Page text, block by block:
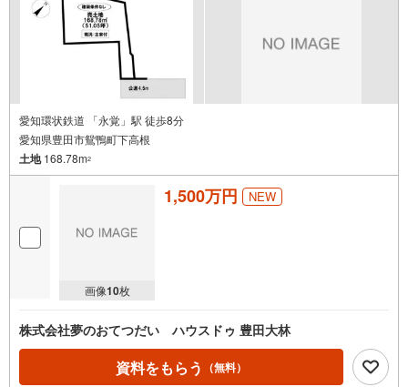
●当店の強み●
・中古マンション・戸建のリノベーションの提案や新築住宅のカスタマイ
・土地をお探しの方もお任せ下さい。
・物件のメリットデメリットを客観的にご説明いたします。
●住宅ローン相談会随時実施●
・「住宅ローンアドバイザー」のいる当店にお任せください。
・大きなお買い物をされるお客様が安心・安全に楽しく購入するサポート
を致します。
・住宅ローンが借入できるか不安・いくらまで借入が出来るか知りたい。
下記の様に住宅ローンを組むことが不安な方は是非ご相談ください。
2、転職してまもない
3、車のローンやクレジット・キャッシングがある
愛知環状鉄道 「永覚」駅 徒歩8分
愛知県豊田市鴛鴨町下高根
土地168.78m2
画像10枚
1,500万円 NEW
株式会社夢のおてつだい ハウスドゥ 豊田大林
資料をもらう （無料）